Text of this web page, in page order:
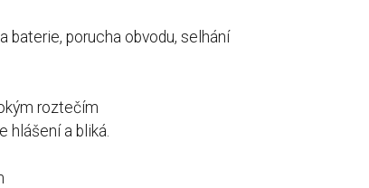
baterie, porucha obvodu, selhání
roztečím
hlášení a bliká.